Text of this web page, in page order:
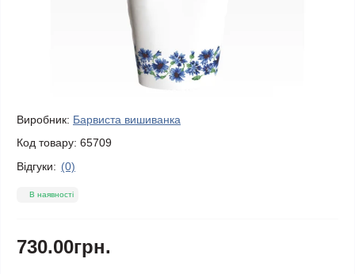
Виробник: Барвиста вишиванка
Код товару: 65709
Відгуки: (0)
В наявності
730.00грн.